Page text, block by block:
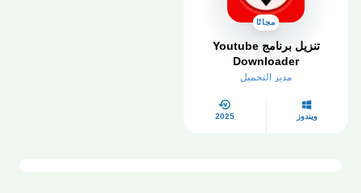
مجانًا
تنزيل برنامج Youtube
Downloader
مدير التحميل
ويندوز 2025